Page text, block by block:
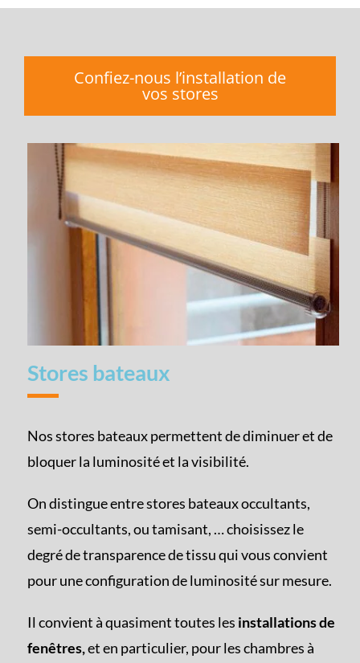
Stores bateaux
Nos stores bateaux permettent de diminuer et de
bloquer la luminosité et la visibilité.
On distingue entre stores bateaux occultants,
semi-occultants, ou tamisant, … choisissez le
degré de transparence de tissu qui vous convient
pour une configuration de luminosité sur mesure.
Il convient à quasiment toutes les installations de
fenêtres,et en particulier, pour les chambres à
Confiez-nous l’installation de
vos stores